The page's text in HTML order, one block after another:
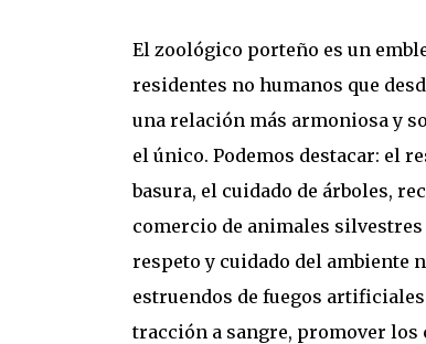
El zoológico porteño es un
residentes no humanos que
una relación más armoniosa y
el único. Podemos destacar: el
basura, el cuidado de árboles,
comercio de animales
respeto y cuidado del ambiente
estruendos de fuegos
tracción a sangre, promover los